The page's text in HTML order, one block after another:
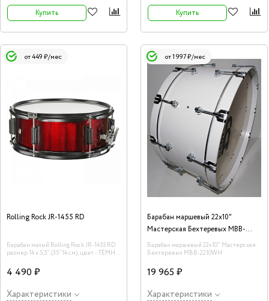
Купить Купить
от 449 ₽/мес
Rolling Rock JR-1455 RD
Барабан малый Rolling Rock JR-1455 RD
размер 14 х 5,5" (35*14 см), цвет - ТЁМНО
4 490 ₽
Характеристики
от 1 997 ₽/мес
Барабан маршевый 22х10"
Мастерская Бехтеревых MBB-
2210WH
Барабан маршевый 22х10" Мастерская
Бехтеревых MBB-2210WH
19 965 ₽
Характеристики